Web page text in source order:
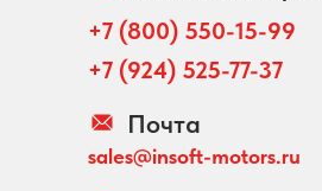
+7 (800) 550-15-99
+7 (924) 525-77-37
Почта
sales@insoft-motors.ru